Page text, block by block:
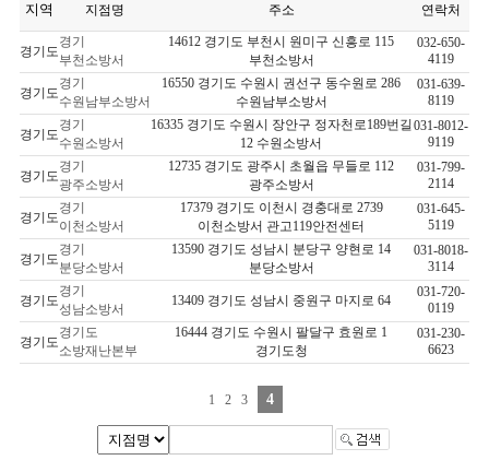
지역 지점명 주소 연락처
경기도
경기
부천소방서
14612 경기도 부천시 원미구 신흥로 115
부천소방서
032-650-
4119
경기도
경기
수원남부소방서
16550 경기도 수원시 권선구 동수원로 286
수원남부소방서
031-639-
8119
경기도
경기
수원소방서
16335 경기도 수원시 장안구 정자천로189번길
12 수원소방서
031-8012-
9119
경기도
경기
광주소방서
12735 경기도 광주시 초월읍 무들로 112
광주소방서
031-799-
2114
경기도
경기
이천소방서
17379 경기도 이천시 경충대로 2739
이천소방서 관고119안전센터
031-645-
5119
경기도
경기
분당소방서
13590 경기도 성남시 분당구 양현로 14
분당소방서
031-8018-
3114
경기도
경기
성남소방서
13409 경기도 성남시 중원구 마지로 64
031-720-
0119
경기도
경기도
소방재난본부
16444 경기도 수원시 팔달구 효원로 1
경기도청
031-230-
6623
1 2 3 4